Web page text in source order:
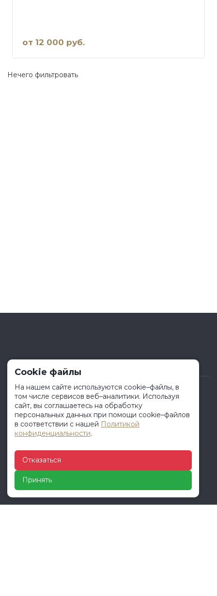
от 12 000 руб.
Нечего фильтровать
МЕНЮ
Продукция
О компании
Услуги
Клиенту
Отзывы
Контакты
Cookie файлы
На нашем сайте используются cookie–файлы, в
том числе сервисов веб–аналитики. Используя
сайт, вы соглашаетесь на обработку
персональных данных при помощи cookie–файлов
в соответствии с нашей Политикой
конфиденциальности.
Отказаться
Принять